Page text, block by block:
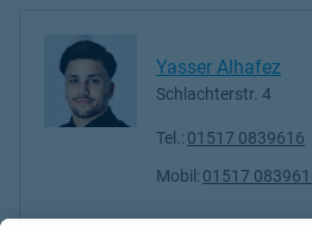
Yasser Alhafez
Schlachterstr. 4
Tel.: 01517 0839616
Mobil: 01517